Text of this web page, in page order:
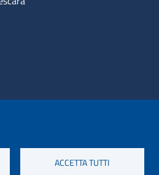
ACCETTA TUTTI